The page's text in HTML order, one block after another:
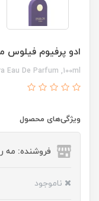
ادو پرفیوم فیلوس مدل پورا
Eau De Parfum ,100ml
ویژگی‌های محصول
فروشنده: مه
ناموجود